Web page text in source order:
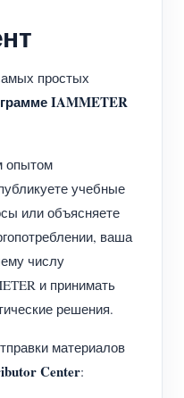
энергии
размещения
EV
и моделирования
простых
IAMMETER
опытом
учебные
или объясняете
ваша
числу
и принимать
решения.
материалов
Center: